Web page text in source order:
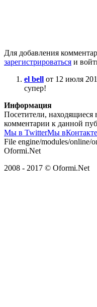
Для добавления
зарегистрироваться и
el bell от 12 июля
супер!
Информация
Посетители, находящиеся
комментарии к данной
Мы в TwitterМы вКонтакте
File engine/modules/online/
Oformi.Net
2008 - 2017 © Oformi.Net